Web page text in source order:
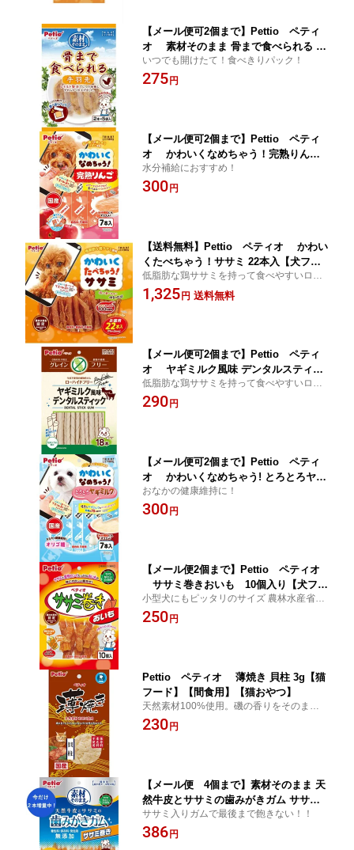
【メール便可2個まで】Pettio ペティ
オ 素材そのまま 骨まで食べられる 手
羽先 2本×5袋入【犬フード】【全犬種
用】【間食用】【犬おやつ】
いつでも開けたて！食べきりパック！
275円
【メール便可2個まで】Pettio ペティ
オ かわいくなめちゃう！完熟りんご7
本入【犬フード】【全犬種用】【間食
用】【犬おやつ】
水分補給におすすめ！
300円
【送料無料】Pettio ペティオ かわい
くたべちゃう！ササミ 22本入【犬フー
ド】【全犬種用】【間食用】【犬おや
つ】
低脂肪な鶏ササミを持って食べやすいロー
ル形状に仕上げました！
1,325円 送料無料
【メール便可2個まで】Pettio ペティ
オ ヤギミルク風味 デンタルスティッ
ク グレインフリー 18本入【犬フード】
【全犬種用】【間食用】【犬おやつ】
低脂肪な鶏ササミを持って食べやすいロー
ル形状に仕上げました！
290円
【メール便可2個まで】Pettio ペティ
オ かわいくなめちゃう! とろとろヤギ
ミルク 7本入【犬フード】【全犬種用】
【間食用】【犬おやつ】
おなかの健康維持に！
300円
【メール便2個まで】Pettio ペティオ
ササミ巻きおいも 10個入り【犬フー
ド】【全犬種用】【間食用】【犬おや
つ】
小型犬にもピッタリのサイズ 農林水産省認
定 犬用
250円
Pettio ペティオ 薄焼き 貝柱 3g【猫
フード】【間食用】【猫おやつ】
天然素材100%使用。磯の香りをそのままに
仕上げた自慢の逸品。
230円
【メール便 4個まで】素材そのまま 天
然牛皮とササミの歯みがきガム ササミ
巻き 14本入り(12本+2本)【犬用】【犬
オヤツ】【犬間食】【ガム】
ササミ入りガムで最後まで飽きない！！
386円